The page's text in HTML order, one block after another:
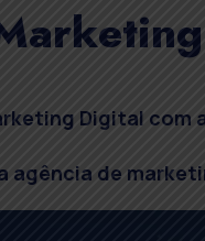
Digital com
agência de